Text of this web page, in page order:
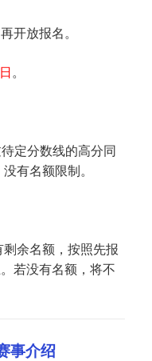
开放报名。
。
定分数线的高分同
有名额限制。
余名额，按照先报
若没有名额，将不
事介绍